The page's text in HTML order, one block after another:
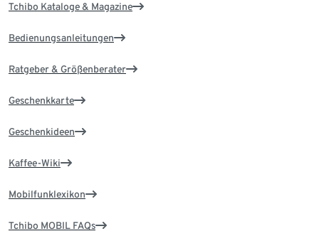
Tchibo Kataloge & Magazine
Bedienungsanleitungen
Ratgeber & Größenberater
Geschenkkarte
Geschenkideen
Kaffee-Wiki
Mobilfunklexikon
Tchibo MOBIL FAQs